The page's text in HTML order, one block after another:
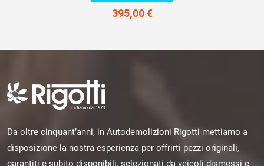
395,00 €
Da oltre cinquant’anni, in Autodemolizioni Rigotti mettiamo a
disposizione la nostra esperienza per offrirti pezzi originali,
garantiti e subito disponibili, selezionati da veicoli dismessi e